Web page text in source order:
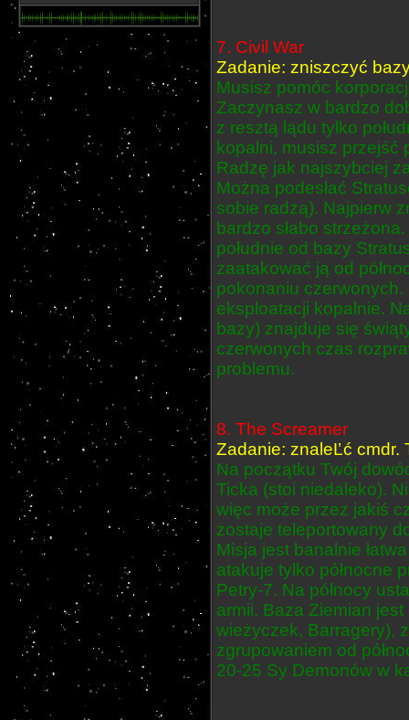
7. Civil War
Zadanie: zniszczyć
Musisz pomóc
Zaczynasz w bardzo
z resztą lądu tylko
kopalni, musisz przejść
Radzę jak najszybciej
Można podesłać
sobie radzą). Najpierw
bardzo słabo
południe od bazy
zaatakować ją od
pokonaniu
eksploatacji kopalnie.
bazy) znajduje się
czerwonych czas
problemu.
8. The Screamer
Zadanie: znaleĽć cmdr.
Na początku Twój
Ticka (stoi niedaleko).
więc może przez jakiś
zostaje teleportowany
Misja jest banalnie
atakuje tylko północne
Petry-7. Na północy
armii. Baza Ziemian
wieżyczek, Barragery),
zgrupowaniem od
20-25 Sy Demonów w